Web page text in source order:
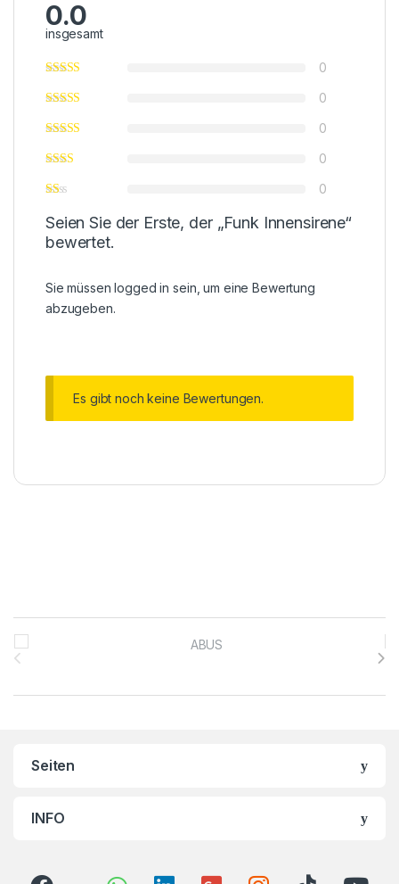
0.0
insgesamt
0
0
0
0
0
Seien Sie der Erste, der „Funk Innensirene“
bewertet.
Sie müssenlogged in sein, um eine Bewertung
abzugeben.
Es gibt noch keine Bewertungen.
Brands Carousel
Seiten
INFO